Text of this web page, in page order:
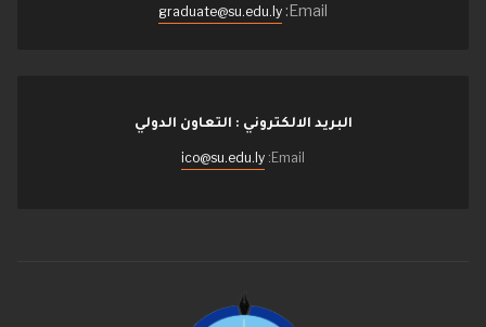
Email:
graduate@su.edu.ly
البريد الالكتروني : التعاون الدولي
Email:
ico@su.edu.ly